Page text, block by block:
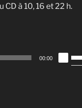
à 10, 16 et 22 h.
00:00
les